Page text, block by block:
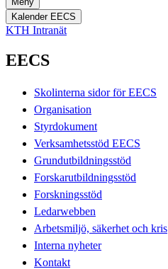
Kalender EECS
KTH Intranät
EECS
Skolinterna sidor för EECS
Organisation
Styrdokument
Verksamhetsstöd EECS
Grundutbildningsstöd
Forskarutbildningsstöd
Forskningsstöd
Ledarwebben
Arbetsmiljö, säkerhet och kris
Interna nyheter
Kontakt